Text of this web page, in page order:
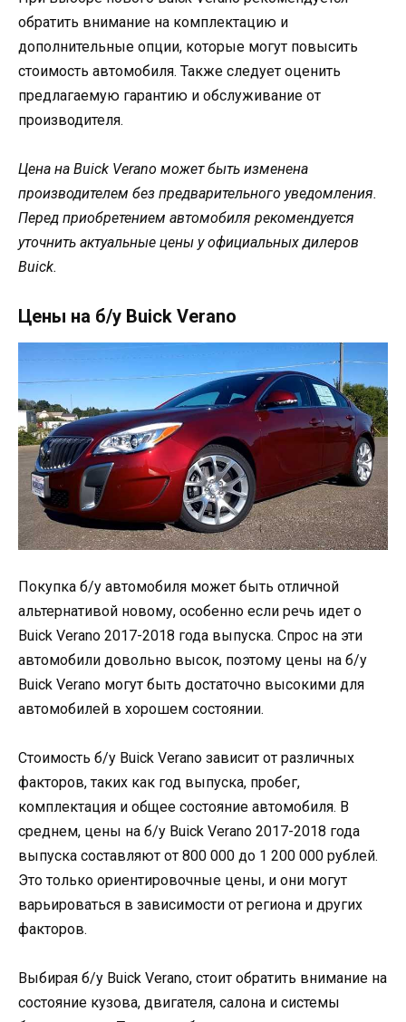
обратить внимание на комплектацию и
дополнительные опции, которые могут повысить
стоимость автомобиля. Также следует оценить
предлагаемую гарантию и обслуживание от
производителя.
Цена на Buick Verano может быть изменена
производителем без предварительного уведомления.
Перед приобретением автомобиля рекомендуется
уточнить актуальные цены у официальных дилеров
Buick.
Цены на б/у Buick Verano
Покупка б/у автомобиля может быть отличной
альтернативой новому, особенно если речь идет о
Buick Verano 2017-2018 года выпуска. Спрос на эти
автомобили довольно высок, поэтому цены на б/у
Buick Verano могут быть достаточно высокими для
автомобилей в хорошем состоянии.
Стоимость б/у Buick Verano зависит от различных
факторов, таких как год выпуска, пробег,
комплектация и общее состояние автомобиля. В
среднем, цены на б/у Buick Verano 2017-2018 года
выпуска составляют от 800 000 до 1 200 000 рублей.
Это только ориентировочные цены, и они могут
варьироваться в зависимости от региона и других
факторов.
Выбирая б/у Buick Verano, стоит обратить внимание на
состояние кузова, двигателя, салона и системы